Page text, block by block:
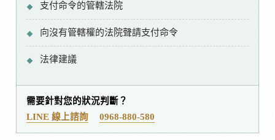
支付命令的管轄法院
向沒有管轄權的法院聲請支付命令
法律建議
需要針對您的狀況判斷？
LINE 線上諮詢
0968-880-580